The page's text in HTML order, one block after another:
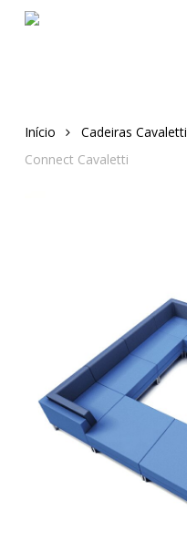
Início Cadeiras Cavaletti
Connect Cavaletti